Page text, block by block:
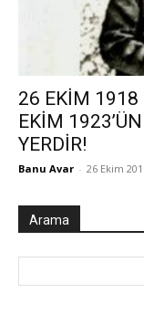
26 EKİM 1918
EKİM
YERDİR!
Banu Avar - 26 Ekim
Arama